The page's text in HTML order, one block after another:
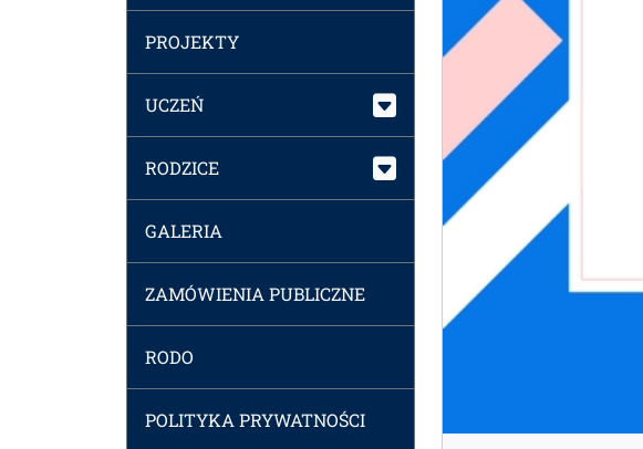
PROJEKTY
UCZEŃ
RODZICE
GALERIA
ZAMÓWIENIA PUBLICZNE
RODO
POLITYKA PRYWATNOŚCI